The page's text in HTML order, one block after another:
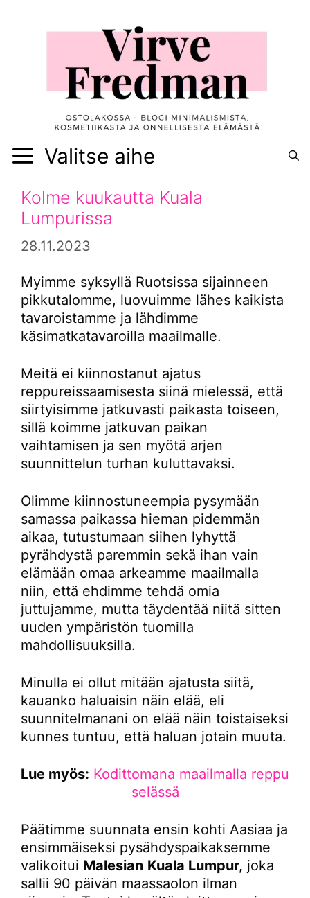
Valitse aihe
Kolme kuukautta Kuala
Lumpurissa
28.11.2023
Myimme syksyllä Ruotsissa sijainneen
pikkutalomme, luovuimme lähes kaikista
tavaroistamme ja lähdimme
käsimatkatavaroilla maailmalle.
Meitä ei kiinnostanut ajatus
reppureissaamisesta siinä mielessä, että
siirtyisimme jatkuvasti paikasta toiseen,
sillä koimme jatkuvan paikan
vaihtamisen ja sen myötä arjen
suunnittelun turhan kuluttavaksi.
Olimme kiinnostuneempia pysymään
samassa paikassa hieman pidemmän
aikaa, tutustumaan siihen lyhyttä
pyrähdystä paremmin sekä ihan vain
elämään omaa arkeamme maailmalla
niin, että ehdimme tehdä omia
juttujamme, mutta täydentää niitä sitten
uuden ympäristön tuomilla
mahdollisuuksilla.
Minulla ei ollut mitään ajatusta siitä,
kauanko haluaisin näin elää, eli
suunnitelmanani on elää näin toistaiseksi
kunnes tuntuu, että haluan jotain muuta.
Lue myös: Kodittomana maailmalla reppu
selässä
Päätimme suunnata ensin kohti Aasiaa ja
ensimmäiseksi pysähdyspaikaksemme
valikoitui Malesian Kuala Lumpur, joka
sallii 90 päivän maassaolon ilman